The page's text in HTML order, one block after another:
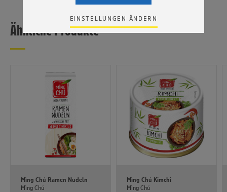
angemessenen Datenschutzniveau an. Es besteht das
Risiko eines Zugriffs durch US-amerikanische Behörden.
Zudem wissen wir nicht genau, wie die Anbieter der
genannten Dienste Ihre Daten verarbeiten. Weitere
EINSTELLUNGEN ÄNDERN
Ähnliche Produkte
Mìng Chú Ramen Nudeln
Mìng Chú
Mìng Chú Kimchi
Mìng Chú